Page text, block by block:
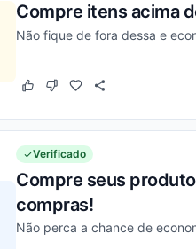
Compre itens acima
Não fique de fora dessa e
Este cupom funcionou
Este cupom não funcionou
Verificado
Compre seus
compras!
Não perca a chance de